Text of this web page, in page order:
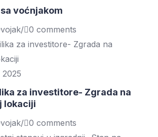
voćnjakom
/ 0 comments
2025
za investitore- Zgrada na
lokaciji
/ 0 comments